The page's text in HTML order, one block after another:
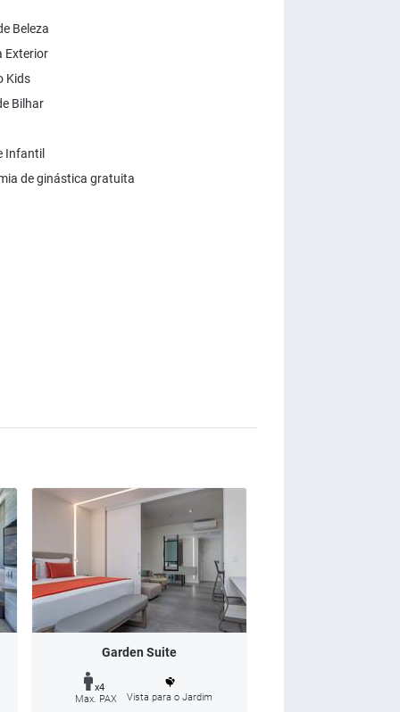
Beleza
Exterior
Kids
Bilhar
Infantil
de ginástica gratuita
Garden Suite
x4
Max. PAX
Vista para o Jardim